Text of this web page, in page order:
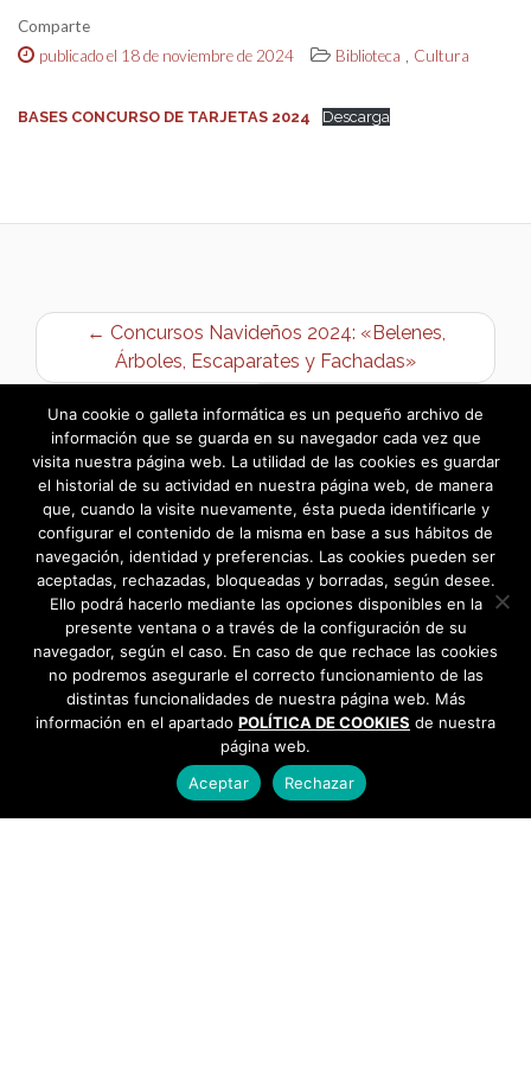
Comparte
publicado el 18 de noviembre de 2024
Biblioteca , Cultura
BASES CONCURSO DE TARJETAS 2024 Descarga
← Concursos Navideños 2024: «Belenes,
Árboles, Escaparates y Fachadas»
2º Concurso de Migas →
Una cookie o galleta informática es un pequeño archivo de
información que se guarda en su navegador cada vez que
visita nuestra página web. La utilidad de las cookies es guardar
el historial de su actividad en nuestra página web, de manera
que, cuando la visite nuevamente, ésta pueda identificarle y
configurar el contenido de la misma en base a sus hábitos de
navegación, identidad y preferencias. Las cookies pueden ser
aceptadas, rechazadas, bloqueadas y borradas, según desee.
Ello podrá hacerlo mediante las opciones disponibles en la
presente ventana o a través de la configuración de su
navegador, según el caso. En caso de que rechace las cookies
no podremos asegurarle el correcto funcionamiento de las
distintas funcionalidades de nuestra página web. Más
información en el apartado POLÍTICA DE COOKIES de nuestra
página web.
Aceptar
Rechazar